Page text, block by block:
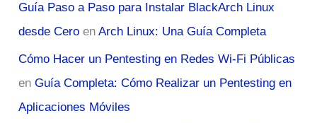
Guía Paso a Paso para Instalar BlackArch Linux
desde Cero enArch Linux: Una Guía Completa
Cómo Hacer un Pentesting en Redes Wi-Fi Públicas
enGuía Completa: Cómo Realizar un Pentesting en
Aplicaciones Móviles